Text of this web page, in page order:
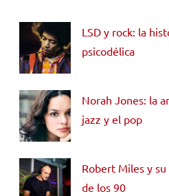
LSD y rock: la
psicodélica
Norah Jones: la
jazz y el pop
Robert Miles y
de los 90